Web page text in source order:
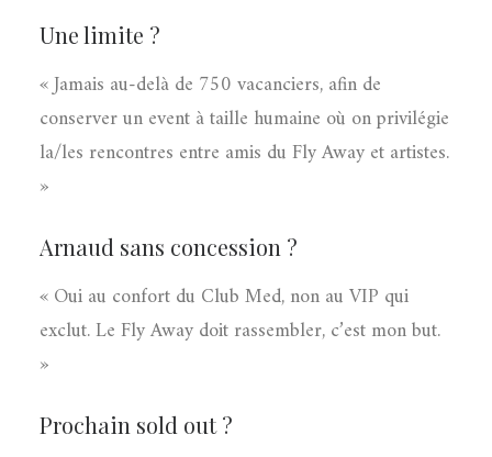
Une limite ?
« Jamais au-delà de 750 vacanciers, afin de
conserver un event à taille humaine où on privilégie
la/les rencontres entre amis du Fly Away et artistes.
»
Arnaud sans concession ?
« Oui au confort du Club Med, non au VIP qui
exclut. Le Fly Away doit rassembler, c’est mon but.
»
Prochain sold out ?